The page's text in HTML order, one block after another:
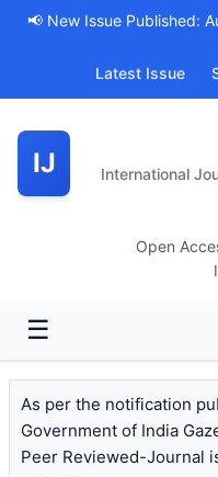
📢 New Issue Published:
Latest Issue
IJ
International
Open
☰
As per the notification
Government of India
Peer Reviewed-Journal